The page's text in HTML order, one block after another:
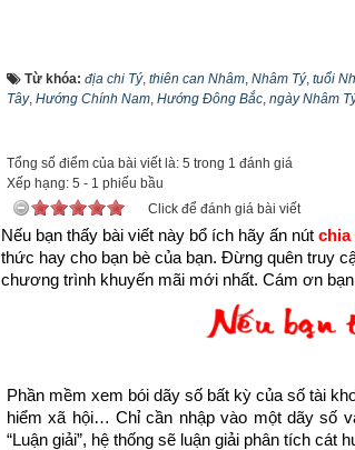
2. Việc kiêng kỵ cần tránh trong ngày
Trong bài viết “Luận giải việc kiêng kỵ theo
tiết về nguồn gốc ông Bành Tổ (彭祖)cũng
Từ khóa: địa chi Tý, thiên can Nhâm, Nhâm Tý, tuổi
Tây, Hướng Chính Nam, Hướng Đông Bắc, ngày Nhâm
Tổng số điểm của bài viết là: 5 trong 1 đánh giá
Xếp hạng: 5 - 1 phiếu bầu
Click để đánh giá bài viết
Nếu bạn thấy bài viết này bổ ích hãy ấn nút chia
thức hay cho bạn bè của bạn. Đừng quên truy
chương trình khuyến mãi mới nhất. Cám ơn bạn
Phần mềm xem bói dãy số bất kỳ của số tài
hiểm xã hội… Chỉ cần nhập vào một dãy số
“Luận giải”, hệ thống sẽ luận giải phân tích